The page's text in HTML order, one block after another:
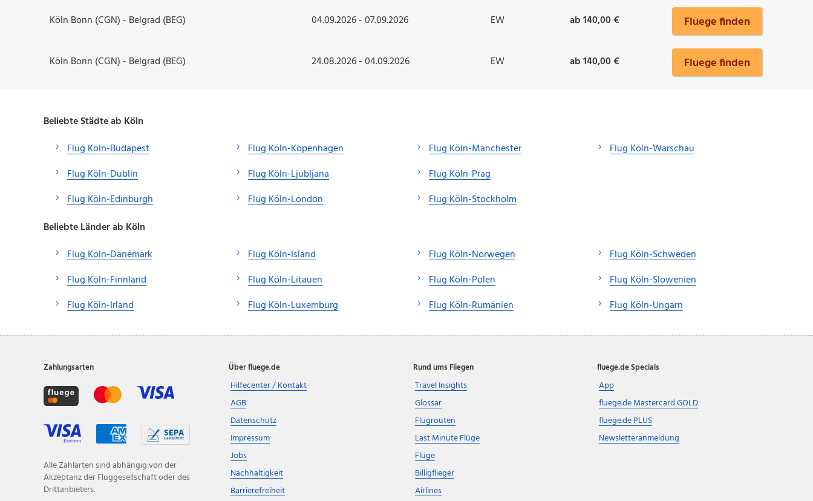
Köln Bonn (CGN) - Belgrad (BEG) 04.09.2026 - 07.09.2026 EW ab 140,00 € Fluege finden
Köln Bonn (CGN) - Belgrad (BEG) 24.08.2026 - 04.09.2026 EW ab 140,00 € Fluege finden
Beliebte Städte ab Köln
Flug Köln-Budapest
Flug Köln-Dublin
Flug Köln-Edinburgh
Flug Köln-Kopenhagen
Flug Köln-Ljubljana
Flug Köln-London
Flug Köln-Manchester
Flug Köln-Prag
Flug Köln-Stockholm
Flug Köln-Warschau
Beliebte Länder ab Köln
Flug Köln-Dänemark
Flug Köln-Finnland
Flug Köln-Irland
Flug Köln-Island
Flug Köln-Litauen
Flug Köln-Luxemburg
Flug Köln-Norwegen
Flug Köln-Polen
Flug Köln-Rumänien
Flug Köln-Schweden
Flug Köln-Slowenien
Flug Köln-Ungarn